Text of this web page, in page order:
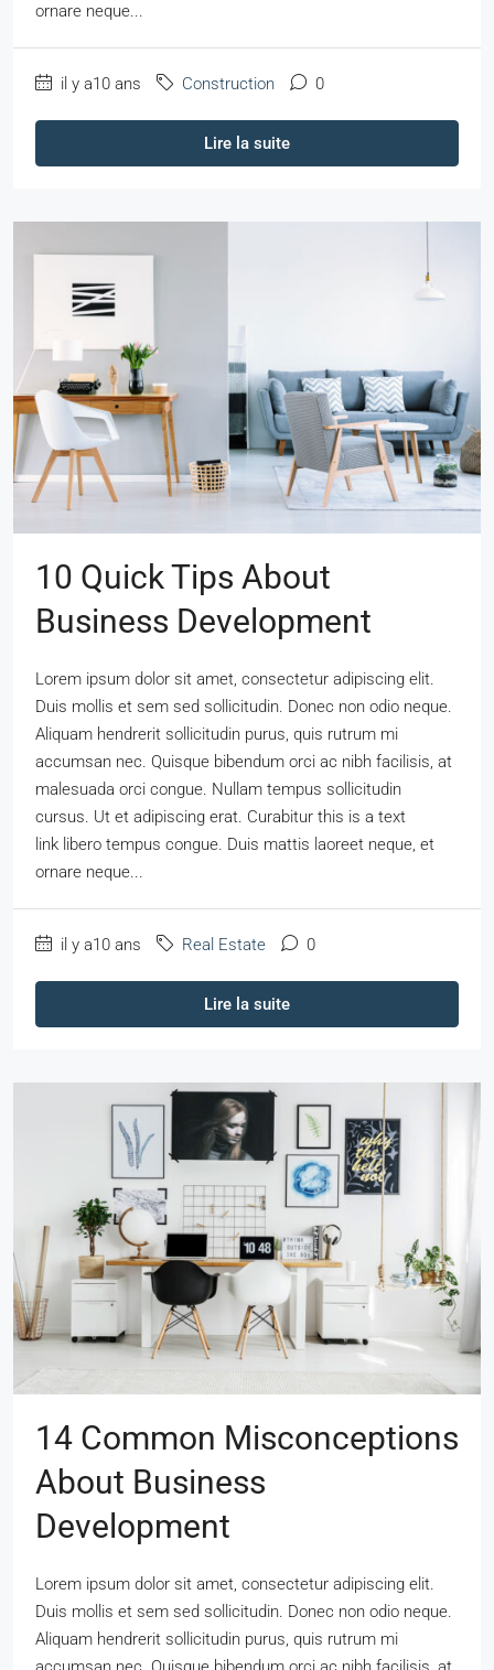
ornare neque...
il y a10 ans Construction 0
Lire la suite
10 Quick Tips About
Business Development
Lorem ipsum dolor sit amet, consectetur adipiscing elit.
Duis mollis et sem sed sollicitudin. Donec non odio neque.
Aliquam hendrerit sollicitudin purus, quis rutrum mi
accumsan nec. Quisque bibendum orci ac nibh facilisis, at
malesuada orci congue. Nullam tempus sollicitudin
cursus. Ut et adipiscing erat. Curabitur this is a text
link libero tempus congue. Duis mattis laoreet neque, et
ornare neque...
il y a10 ans Real Estate 0
Lire la suite
14 Common Misconceptions
About Business
Development
Lorem ipsum dolor sit amet, consectetur adipiscing elit.
Duis mollis et sem sed sollicitudin. Donec non odio neque.
Aliquam hendrerit sollicitudin purus, quis rutrum mi